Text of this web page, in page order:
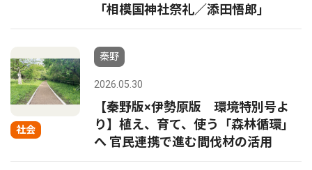
「相模国神社祭礼／添田悟郎」
社会
秦野
2026.05.30
【秦野版×伊勢原版 環境特別号よ
り】植え、育て、使う「森林循環」
へ 官民連携で進む間伐材の活用